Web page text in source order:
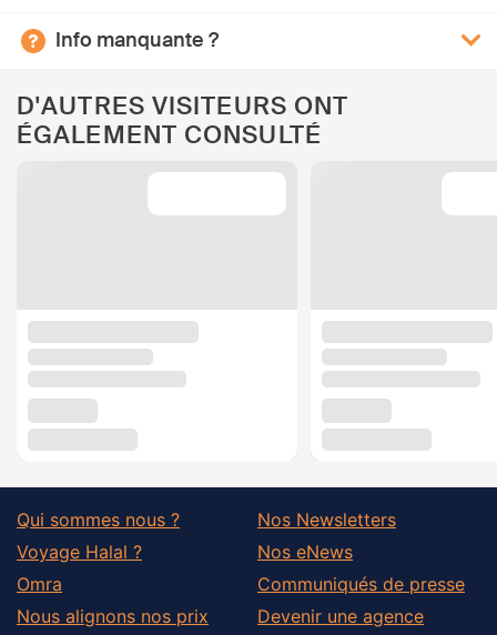
Info manquante ?
D'AUTRES VISITEURS ONT
ÉGALEMENT CONSULTÉ
Qui sommes nous ?
Voyage Halal ?
Omra
Nous alignons nos prix
Nos Newsletters
Nos eNews
Communiqués de presse
Devenir une agence